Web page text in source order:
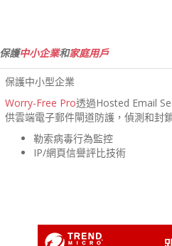
保護中小企業和家庭用戶
保護中小型企業
Worry-Free Pro透過Hosted Email
供雲端電子郵件閘道防護，偵測和封
勒索病毒行為監控
IP/網頁信譽評比技術